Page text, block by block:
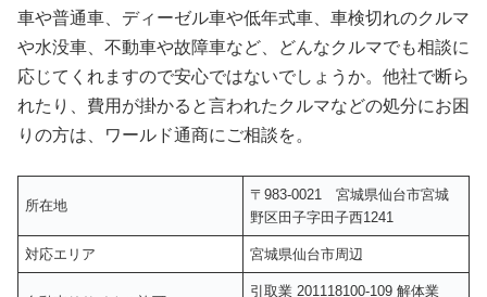
車や普通車、ディーゼル車や低年式車、車検切れのクルマ
や水没車、不動車や故障車など、どんなクルマでも相談に
応じてくれますので安心ではないでしょうか。他社で断ら
れたり、費用が掛かると言われたクルマなどの処分にお困
りの方は、ワールド通商にご相談を。
所在地
〒983-0021 宮城県仙台市宮城
野区田子字田子西1241
対応エリア 宮城県仙台市周辺
引取業 201118100-109 解体業